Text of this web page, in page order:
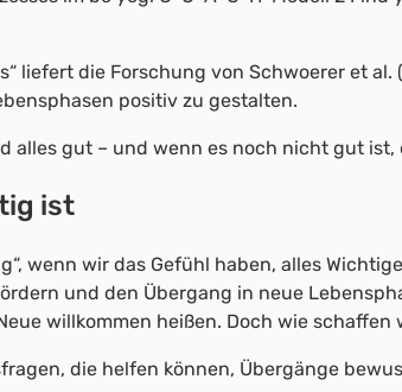
liefert die Forschung von Schwoerer et
positiv zu gestalten.
alles gut – und wenn es noch nicht gut
ist
wenn wir das Gefühl haben, alles
und den Übergang in neue
willkommen heißen. Doch wie schaffen
die helfen können, Übergänge